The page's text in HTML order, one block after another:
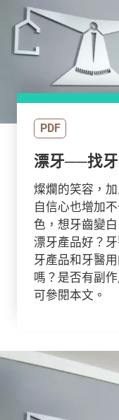
PDF
漂牙──找
燦爛的笑容，
自信心也增加
色，想牙齒變
漂牙產品好？
牙產品和牙醫
嗎？是否有副
可參閱本文。